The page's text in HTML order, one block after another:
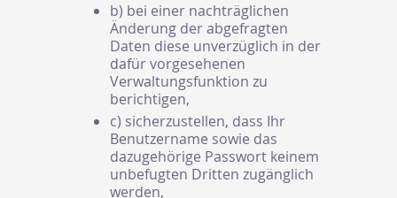
b) bei einer nachträglichen
Änderung der abgefragten
Daten diese unverzüglich in der
dafür vorgesehenen
Verwaltungsfunktion zu
berichtigen,
c) sicherzustellen, dass Ihr
Benutzername sowie das
dazugehörige Passwort keinem
unbefugten Dritten zugänglich
werden,